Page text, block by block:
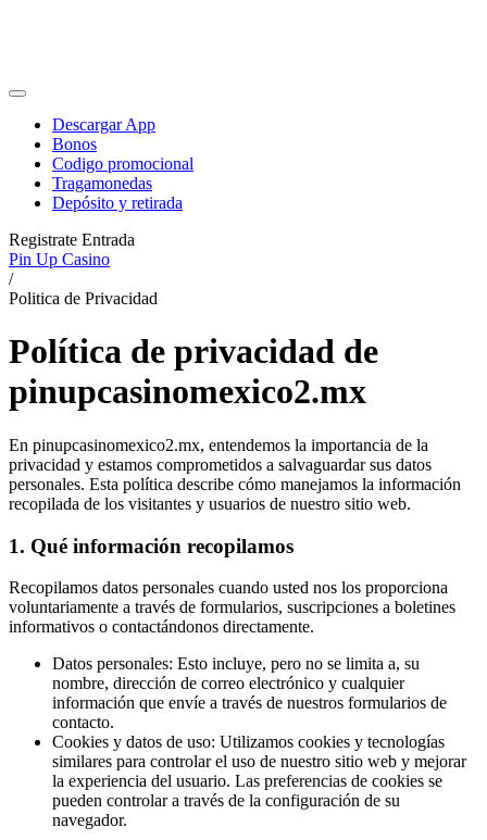
Descargar App
Bonos
Codigo promocional
Tragamonedas
Depósito y retirada
Registrate Entrada
Pin Up Casino
/
Politica de Privacidad
Política de privacidad de
pinupcasinomexico2.mx
En pinupcasinomexico2.mx, entendemos la importancia de la
privacidad y estamos comprometidos a salvaguardar sus datos
personales. Esta política describe cómo manejamos la información
recopilada de los visitantes y usuarios de nuestro sitio web.
1. Qué información recopilamos
Recopilamos datos personales cuando usted nos los proporciona
voluntariamente a través de formularios, suscripciones a boletines
informativos o contactándonos directamente.
Datos personales: Esto incluye, pero no se limita a, su
nombre, dirección de correo electrónico y cualquier
información que envíe a través de nuestros formularios de
contacto.
Cookies y datos de uso: Utilizamos cookies y tecnologías
similares para controlar el uso de nuestro sitio web y mejorar
la experiencia del usuario. Las preferencias de cookies se
pueden controlar a través de la configuración de su
navegador.